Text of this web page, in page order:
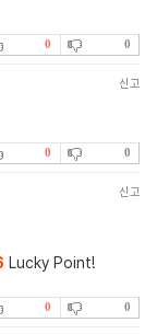
0 0
신고
0 0
신고
Lucky Point!
0 0